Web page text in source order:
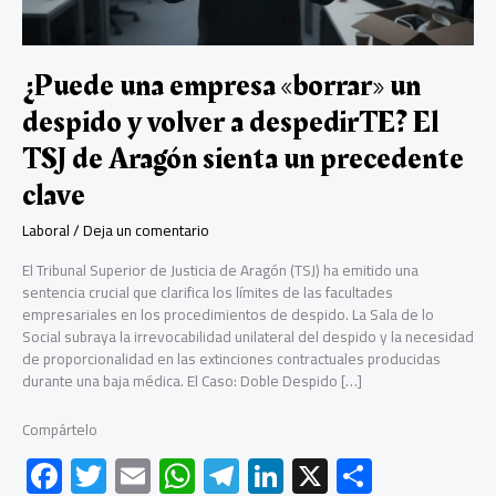
¿Puede una empresa «borrar» un
despido y volver a despedirTE? El
TSJ de Aragón sienta un precedente
clave
Laboral/Deja un comentario
El Tribunal Superior de Justicia de Aragón (TSJ) ha emitido una
sentencia crucial que clarifica los límites de las facultades
empresariales en los procedimientos de despido. La Sala de lo
Social subraya la irrevocabilidad unilateral del despido y la necesidad
de proporcionalidad en las extinciones contractuales producidas
durante una baja médica. El Caso: Doble Despido […]
Compártelo
F T E W Te Li X